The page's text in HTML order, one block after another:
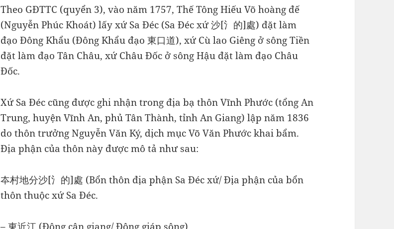
Theo GĐTTC (quyển 3), vào năm 1757, Thế Tông Hiếu Võ hoàng đế
(Nguyễn Phúc Khoát) lấy xứ Sa Đéc (Sa Đéc xứ 沙[氵的]處) đặt làm
đạo Đông Khẩu (Đông Khẩu đạo 東口道), xứ Cù lao Giêng ở sông Tiền
đặt làm đạo Tân Châu, xứ Châu Đốc ở sông Hậu đặt làm đạo Châu
Đốc.
Xứ Sa Đéc cũng được ghi nhận trong địa bạ thôn Vĩnh Phước (tổng An
Trung, huyện Vĩnh An, phủ Tân Thành, tỉnh An Giang) lập năm 1836
do thôn trưởng Nguyễn Văn Ký, dịch mục Võ Văn Phước khai bẩm.
Địa phận của thôn này được mô tả như sau:
夲村地分沙[氵的]處 (Bổn thôn địa phận Sa Đéc xứ/ Địa phận của bổn
thôn thuộc xứ Sa Đéc.
– 東近江 (Đông cân giang/ Đông giáp sông)